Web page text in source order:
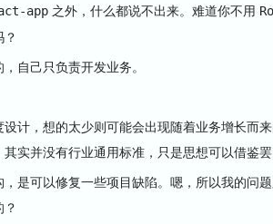
app 之外，什么都说不出来。难道你不用
自己只负责开发业务。
，想的太少则可能会出现随着业务增长而来
实并没有行业通用标准，只是思想可以借鉴罢
可以修复一些项目缺陷。嗯，所以我的问